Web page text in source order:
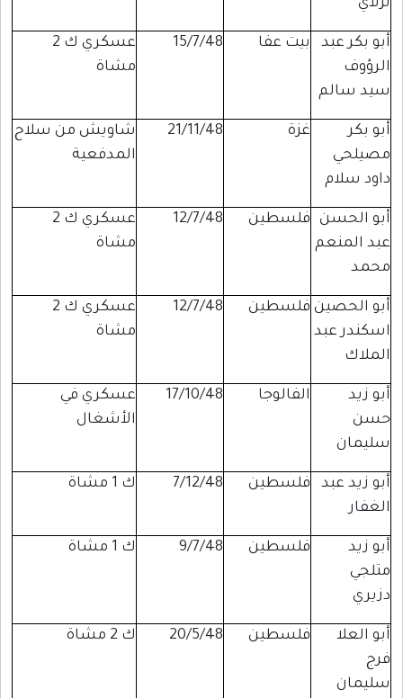
نزلاي
أبو بكر عبد
الرؤوف
سيد سالم
بيت عفا 15/7/48
عسكري ك 2
مشاة
أبو بكر
مصيلحي
داود سلام
غزة 21/11/48
شاويش من سلاح
المدفعية
أبو الحسن
عبد المنعم
محمد
فلسطين 12/7/48
عسكري ك 2
مشاة
أبو الحصين
اسكندر عبد
الملاك
فلسطين 12/7/48
عسكري ك 2
مشاة
أبو زيد
حسن
سليمان
الفالوجا 17/10/48
عسكري في
الأشغال
أبو زيد عبد
الغفار
فلسطين 7/12/48 ك 1 مشاة
أبو زيد
متلجي
دزيري
فلسطين 9/7/48 ك 1 مشاة
أبو العلا
فرج
سليمان
فلسطين 20/5/48 ك 2 مشاة